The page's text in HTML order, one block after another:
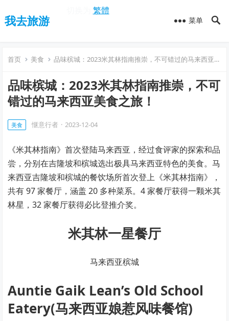
繁體
我去旅游 菜单
首页 美食 品味槟城：2023米其林指南推崇，不可错过的马来西亚美食之旅！
品味槟城：2023米其林指南推崇，不可
错过的马来西亚美食之旅！
美食 惬意行者 · 2023-12-04
《米其林指南》首次登陆马来西亚，经过食评家的探索和品
尝，分别在吉隆坡和槟城选出极具马来西亚特色的美食。马
来西亚吉隆坡和槟城的餐饮场所首次登上《米其林指南》，
共有 97 家餐厅，涵盖 20 多种菜系。4 家餐厅获得一颗米其
林星，32 家餐厅获得必比登推介奖。
米其林一星餐厅
马来西亚槟城
Auntie Gaik Lean’s Old School
Eatery(马来西亚娘惹风味餐馆)